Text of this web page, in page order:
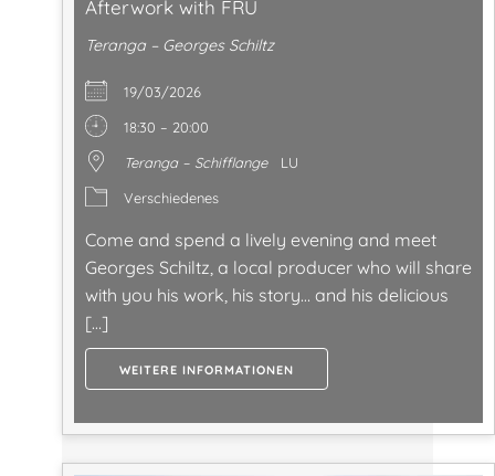
Afterwork with FRU
Teranga – Georges Schiltz
19/03/2026
18:30 – 20:00
Teranga – Schifflange
LU
Verschiedenes
Come and spend a lively evening and meet
Georges Schiltz, a local producer who will share
with you his work, his story… and his delicious
[…]
WEITERE INFORMATIONEN